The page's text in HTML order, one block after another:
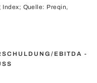
Quelle: Preqin,
EBITDA -